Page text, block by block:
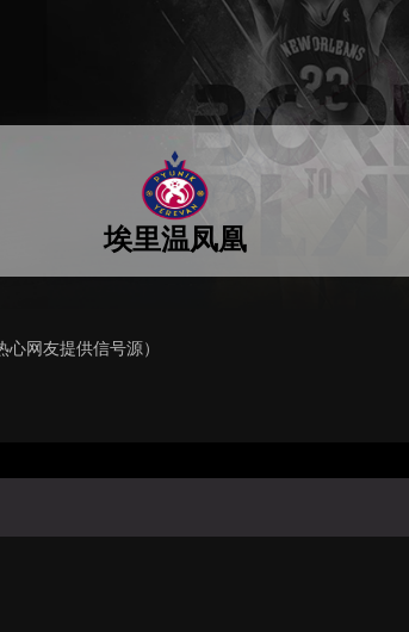
埃里温凤凰
网友提供信号源）